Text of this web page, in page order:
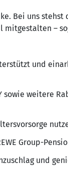
Bei uns stehst
mitgestalten –
und
sowie weitere
Group-
und